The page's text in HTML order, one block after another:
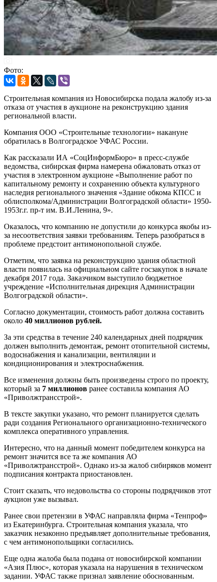
Фото:
Строительная компания из Новосибирска подала жалобу из-за
отказа от участия в аукционе на реконструкцию здания
региональной власти.
Компания ООО «Строительные технологии» накануне
обратилась в Волгоградское УФАС России.
Как рассказали ИА «СоцИнформБюро» в пресс-службе
ведомства, сибирская фирма намерена обжаловать отказ от
участия в электронном аукционе «Выполнение работ по
капитальному ремонту и сохранению объекта культурного
наследия регионального значения «Здание обкома КПСС и
облисполкома/Администрации Волгоградской области» 1950-
1953г.г. пр-т им. В.И.Ленина, 9».
Оказалось, что компанию не допустили до конкурса якобы из-
за несоответствия заявки требованиям. Теперь разобраться в
проблеме предстоит антимонопольной службе.
Отметим, что заявка на реконструкцию здания областной
власти появилась на официальном сайте госзакупок в начале
декабря 2017 года. Заказчиком выступило бюджетное
учреждение «Исполнительная дирекция Администрации
Волгоградской области».
Согласно документации, стоимость работ должна составить
около 40 миллионов рублей.
За эти средства в течение 240 календарных дней подрядчик
должен выполнить демонтаж, ремонт отопительной системы,
водоснабжения и канализации, вентиляции и
кондиционирования и электроснабжения.
Все изменения должны быть произведены строго по проекту,
который за 7 миллионов ранее составила компания АО
«Приволжтрансстрой».
В тексте закупки указано, что ремонт планируется сделать
ради создания Регионального организационно-технического
комплекса оперативного управления.
Интересно, что на данный момент победителем конкурса на
ремонт значится все та же компания АО
«Приволжтрансстрой». Однако из-за жалоб сибиряков момент
подписания контракта приостановлен.
Стоит сказать, что недовольства со стороны подрядчиков этот
аукцион уже вызывал.
Ранее свои претензии в УФАС направляла фирма «Тенпроф»
из Екатеринбурга. Строительная компания указала, что
заказчик незаконно предъявляет дополнительные требования,
с чем антимонопольщики согласились.
Еще одна жалоба была подана от новосибирской компании
«Азия Плюс», которая указала на нарушения в техническом
задании. УФАС также признал заявление обоснованным.